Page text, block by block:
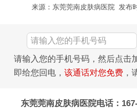
来源：东莞莞南皮肤病医院 发布
请输入您的手机号码，然后点击
即给您回电， 该通话对您免费 ，
东莞莞南皮肤病医院电话：